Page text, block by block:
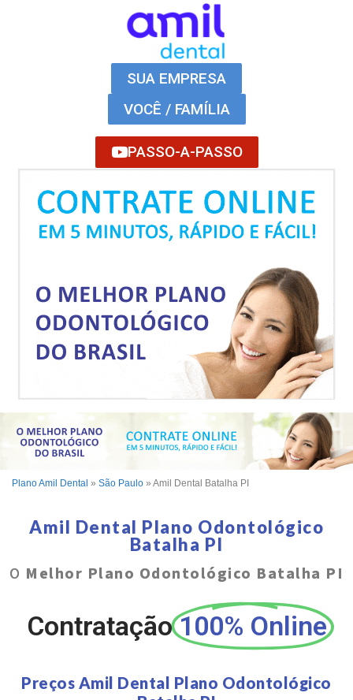
SUA EMPRESA
VOCÊ / FAMÍLIA
PASSO-A-PASSO
Plano Amil Dental » São Paulo » Amil Dental Batalha PI
Amil Dental Plano Odontológico
Batalha PI
O Melhor Plano Odontológico Batalha PI
Contratação 100% Online
Preços Amil Dental Plano Odontológico